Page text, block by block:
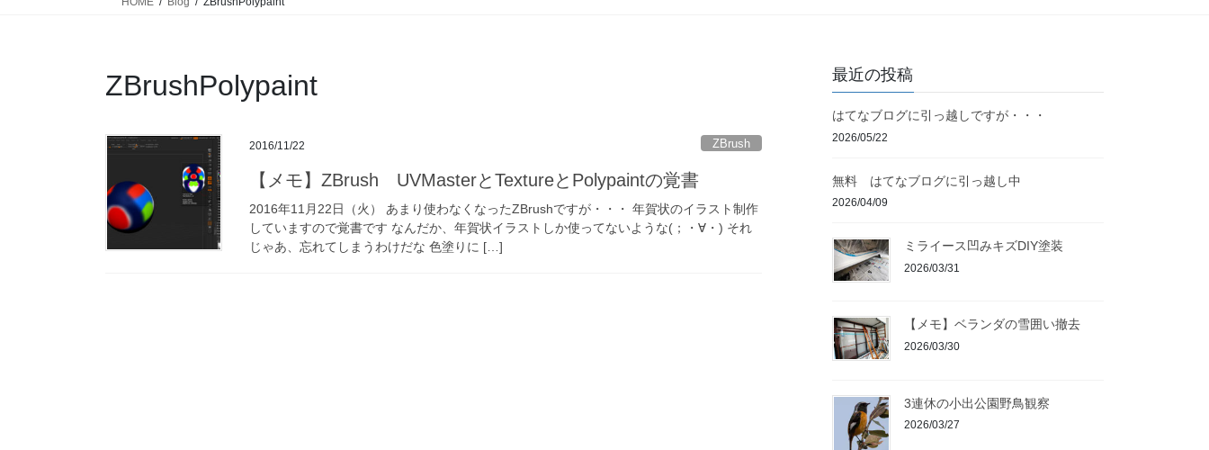
ZBrushPolypaint
2016/11/22 ZBrush
【メモ】ZBrush UVMasterとTextureとPolypaintの覚書
2016年11月22日（火） あまり使わなくなったZBrushですが・・・ 年賀状のイラスト制作
していますので覚書です なんだか、年賀状イラストしか使ってないような(；・∀・) それ
じゃあ、忘れてしまうわけだな 色塗りに […]
最近の投稿
はてなブログに引っ越しですが・・・
2026/05/22
無料 はてなブログに引っ越し中
2026/04/09
ミライース凹みキズDIY塗装
2026/03/31
【メモ】ベランダの雪囲い撤去
2026/03/30
3連休の小出公園野鳥観察
2026/03/27